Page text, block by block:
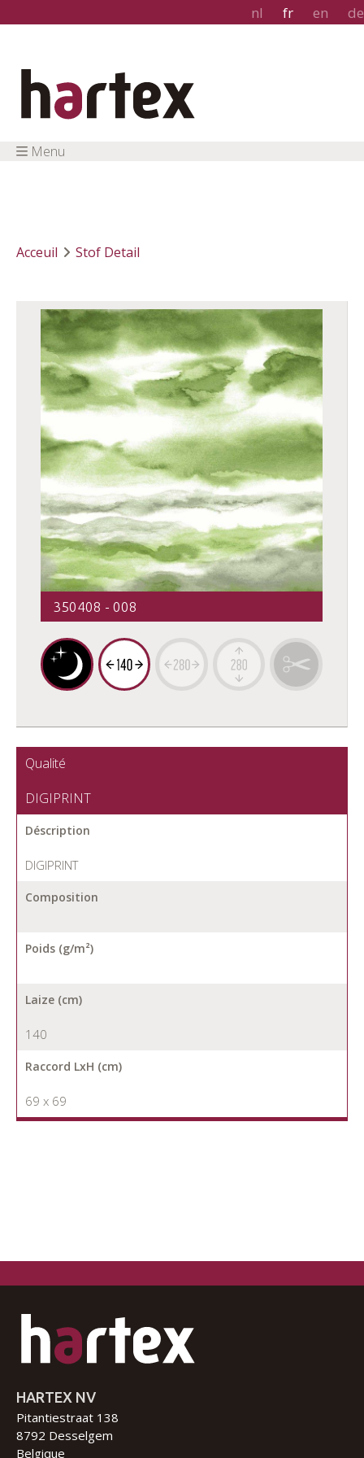
nl fr en de
Menu
Acceuil Stof Detail
350408 - 008
Qualité
DIGIPRINT
Déscription
DIGIPRINT
Composition
Poids (g/m²)
Laize (cm)
140
Raccord LxH (cm)
69 x 69
HARTEX NV
Pitantiestraat 138
8792 Desselgem
Belgique